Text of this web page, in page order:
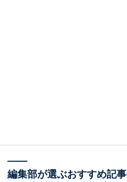
編集部が選ぶおすすめ記事